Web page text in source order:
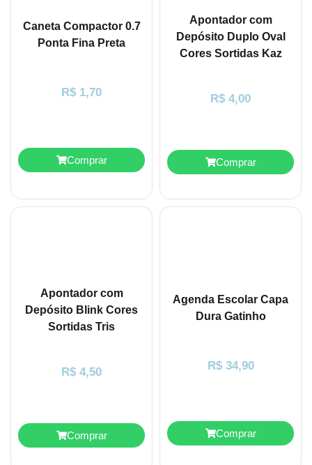
Caneta Compactor 0.7
Ponta Fina Preta
R$ 1,70
Comprar
Apontador com
Depósito Duplo Oval
Cores Sortidas Kaz
R$ 4,00
Comprar
Apontador com
Depósito Blink Cores
Sortidas Tris
R$ 4,50
Comprar
Agenda Escolar Capa
Dura Gatinho
R$34,90
Comprar